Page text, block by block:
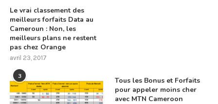
Le vrai classement des
meilleurs forfaits Data au
Cameroun : Non, les
meilleurs plans ne restent
pas chez Orange
avril 23, 2017
3
Tous les Bonus et Forfaits
pour appeler moins cher
avec MTN Cameroon